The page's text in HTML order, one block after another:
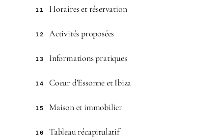
11 Horaires et réservation
12 Activités proposées
13 Informations pratiques
14 Coeur d’Essonne et Ibiza
15 Maison et immobilier
16 Tableau récapitulatif